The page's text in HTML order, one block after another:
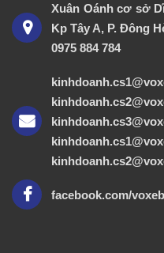
Xuân Oánh cơ sở
Kp Tây A, P. Đông
0975 884 784
facebook.com/